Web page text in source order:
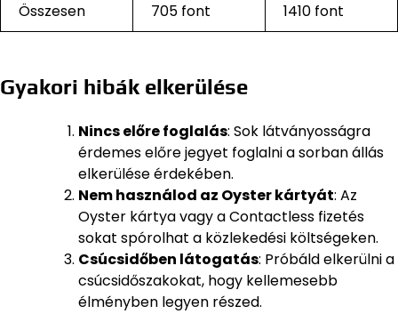
Összesen
705 font 1410 font
Gyakori hibák elkerülése
Nincs előre foglalás: Sok látványosságra
érdemes előre jegyet foglalni a sorban állás
elkerülése érdekében.
Nem használod az Oyster kártyát: Az
Oyster kártya vagy a Contactless fizetés
sokat spórolhat a közlekedési költségeken.
Csúcsidőben látogatás: Próbáld elkerülni a
csúcsidőszakokat, hogy kellemesebb
élményben legyen részed.